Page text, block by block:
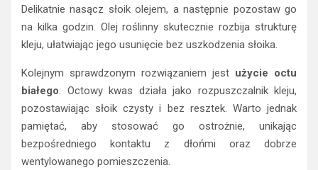
Delikatnie nasącz słoik olejem, a następnie pozostaw go
na kilka godzin. Olej roślinny skutecznie rozbija strukturę
kleju, ułatwiając jego usunięcie bez uszkodzenia słoika.
Kolejnym sprawdzonym rozwiązaniem jest użycie octu
białego. Octowy kwas działa jako rozpuszczalnik kleju,
pozostawiając słoik czysty i bez resztek. Warto jednak
pamiętać, aby stosować go ostrożnie, unikając
bezpośredniego kontaktu z dłońmi oraz dobrze
wentylowanego pomieszczenia.